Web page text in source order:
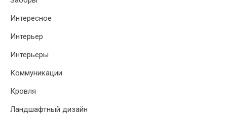
Интересное
Интерьер
Интерьеры
Коммуникации
Кровля
Ландшафтный дизайн